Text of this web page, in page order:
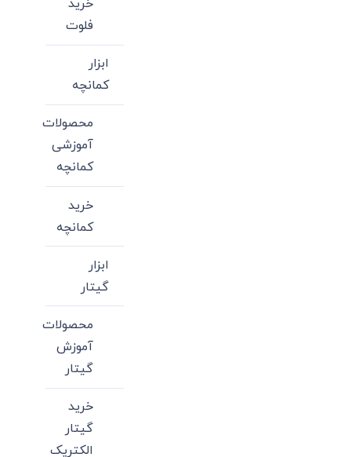
خرید
فلوت
ابزار
کمانچه
محصولات
آموزشی
کمانچه
خرید
کمانچه
ابزار
گیتار
محصولات
آموزش
گیتار
خرید
گیتار
الکتریک